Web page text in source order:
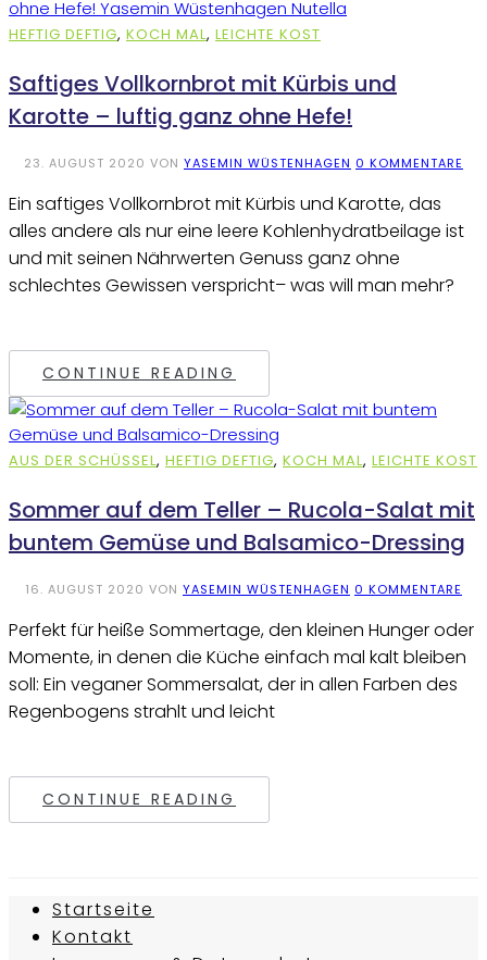
HEFTIG DEFTIG, KOCH MAL, LEICHTE KOST
Saftiges Vollkornbrot mit Kürbis und
Karotte – luftig ganz ohne Hefe!
23. AUGUST 2020 VON YASEMIN WÜSTENHAGEN 0 KOMMENTARE
Ein saftiges Vollkornbrot mit Kürbis und Karotte, das
alles andere als nur eine leere Kohlenhydratbeilage ist
und mit seinen Nährwerten Genuss ganz ohne
schlechtes Gewissen verspricht– was will man mehr?
CONTINUE READING
AUS DER SCHÜSSEL, HEFTIG DEFTIG, KOCH MAL, LEICHTE KOST
Sommer auf dem Teller – Rucola-Salat mit
buntem Gemüse und Balsamico-Dressing
16. AUGUST 2020 VON YASEMIN WÜSTENHAGEN 0 KOMMENTARE
Perfekt für heiße Sommertage, den kleinen Hunger oder
Momente, in denen die Küche einfach mal kalt bleiben
soll: Ein veganer Sommersalat, der in allen Farben des
Regenbogens strahlt und leicht
CONTINUE READING
Startseite
Kontakt